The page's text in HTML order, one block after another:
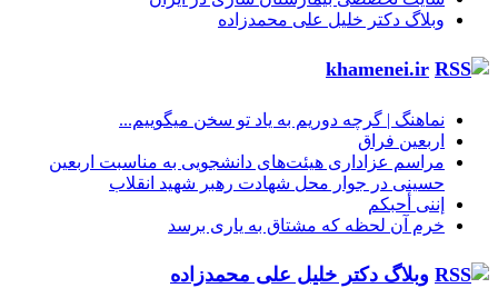
وبلاگ دکتر خلیل علی محمدزاده
khamenei.ir
نماهنگ |‌ گرچه دوریم به یاد تو سخن میگوییم...
اربعین فراق
مراسم عزاداری هیئت‌های دانشجویی به مناسبت اربعین
حسینی در جوار محل شهادت رهبر شهید انقلاب
إننی أحبکم
خرم آن لحظه که مشتاق به یاری برسد
وبلاگ دکتر خلیل علی محمدزاده